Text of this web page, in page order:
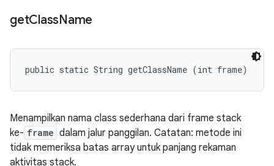
getClassName
public static String getClassName (int frame)
Menampilkan nama class sederhana dari frame stack
ke- frame dalam jalur panggilan. Catatan: metode ini
tidak memeriksa batas array untuk panjang rekaman
aktivitas stack.